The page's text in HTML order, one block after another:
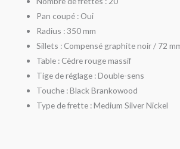
Pan coupé : Oui
Radius : 350 mm
Sillets : Compensé graphite noir / 72
Table : Cèdre rouge massif
Tige de réglage : Double-sens
Touche : Black Brankowood
Type de frette : Medium Silver Nickel